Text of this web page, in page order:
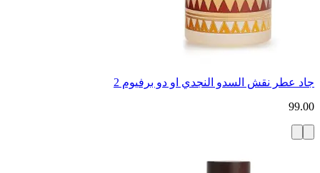
جاد عطر نقش السدو النجدي او دو برفيوم 2
99.00